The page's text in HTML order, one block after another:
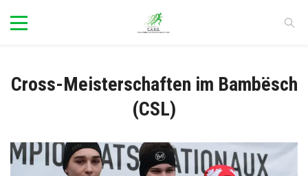
Cross-Meisterschaften im Bambësch
(CSL)